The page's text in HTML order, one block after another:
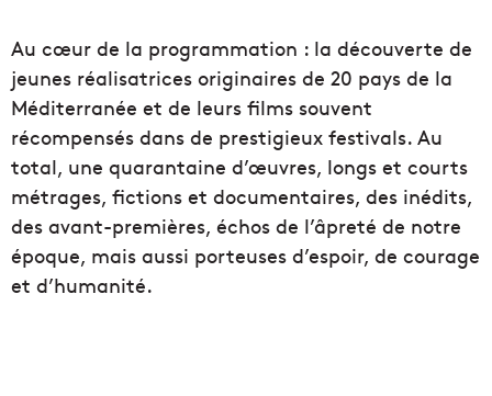
Au cœur de la programmation : la découverte de
jeunes réalisatrices originaires de 20 pays de la
Méditerranée et de leurs films souvent
récompensés dans de prestigieux festivals. Au
total, une quarantaine d’œuvres, longs et courts
métrages, fictions et documentaires, des inédits,
des avant-premières, échos de l’âpreté de notre
époque, mais aussi porteuses d’espoir, de courage
et d’humanité.